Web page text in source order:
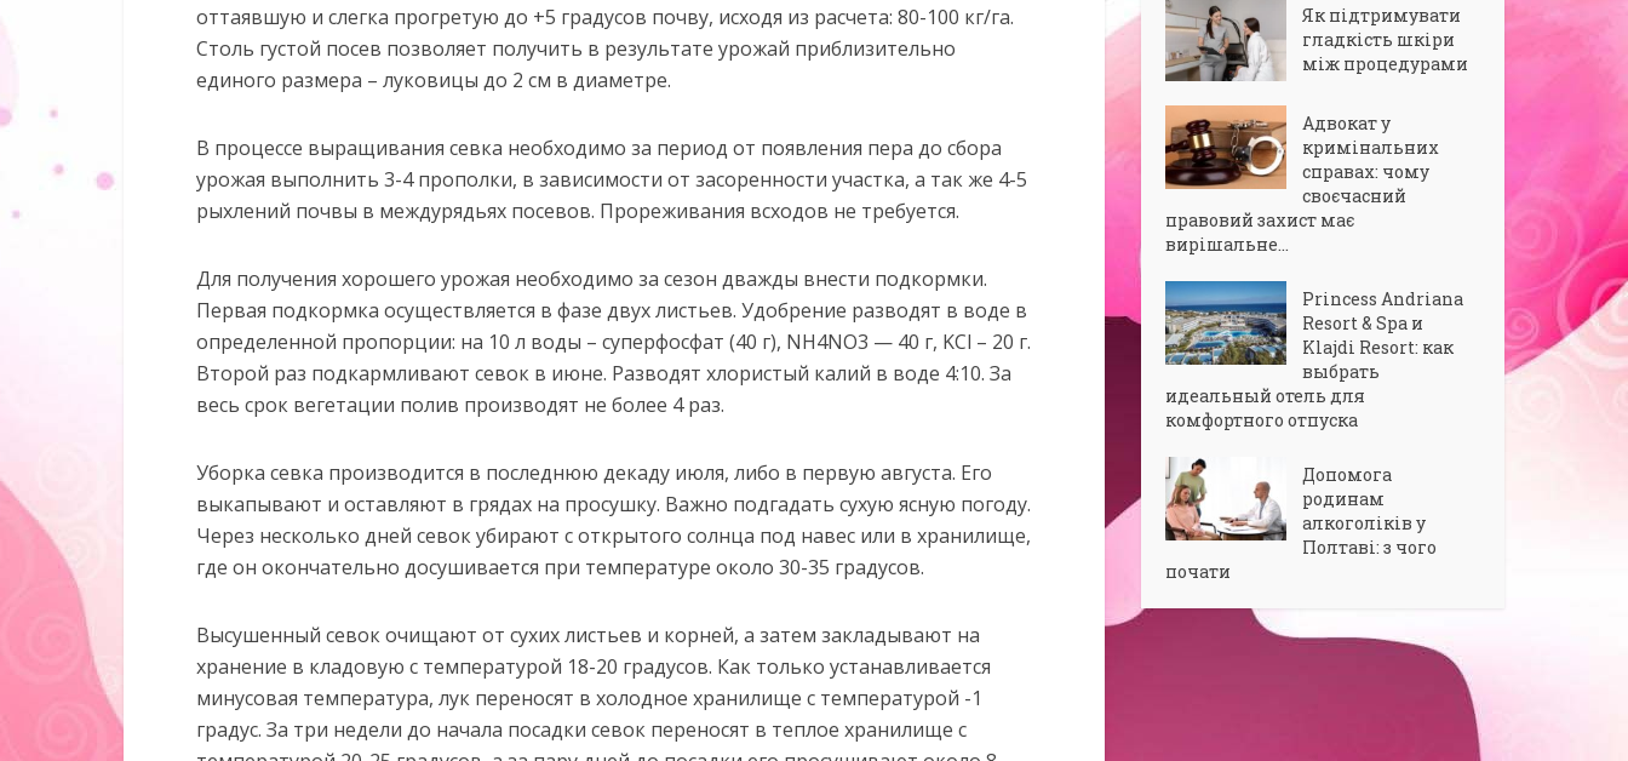
оттаявшую и слегка прогретую до +5 градусов почву, исходя из расчета: 80-100 кг/га.
Столь густой посев позволяет получить в результате урожай приблизительно
единого размера – луковицы до 2 см в диаметре.
В процессе выращивания севка необходимо за период от появления пера до сбора
урожая выполнить 3-4 прополки, в зависимости от засоренности участка, а так же 4-5
рыхлений почвы в междурядьях посевов. Прореживания всходов не требуется.
Для получения хорошего урожая необходимо за сезон дважды внести подкормки.
Первая подкормка осуществляется в фазе двух листьев. Удобрение разводят в воде в
определенной пропорции: на 10 л воды – суперфосфат (40 г), NH4NO3 — 40 г, KCl – 20 г.
Второй раз подкармливают севок в июне. Разводят хлористый калий в воде 4:10. За
весь срок вегетации полив производят не более 4 раз.
Уборка севка производится в последнюю декаду июля, либо в первую августа. Его
выкапывают и оставляют в грядах на просушку. Важно подгадать сухую ясную погоду.
Через несколько дней севок убирают с открытого солнца под навес или в хранилище,
где он окончательно досушивается при температуре около 30-35 градусов.
Высушенный севок очищают от сухих листьев и корней, а затем закладывают на
хранение в кладовую с температурой 18-20 градусов. Как только устанавливается
минусовая температура, лук переносят в холодное хранилище с температурой -1
градус. За три недели до начала посадки севок переносят в теплое хранилище с
Як підтримувати
гладкість шкіри
між процедурами
Адвокат у
кримінальних
справах: чому
своєчасний
правовий захист має
вирішальне...
Princess Andriana
Resort & Spa и
Klajdi Resort: как
выбрать
идеальный отель для
комфортного отпуска
Допомога
родинам
алкоголіків у
Полтаві: з чого
почати